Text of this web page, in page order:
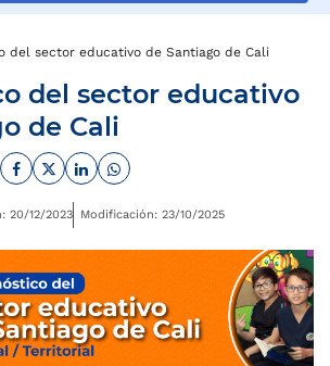
del sector educativo de Santiago de Cali
del sector educativo
de Cali
Facebook
TwitterLinkedinWhatsapp
20/12/2023 Modificación: 23/10/2025